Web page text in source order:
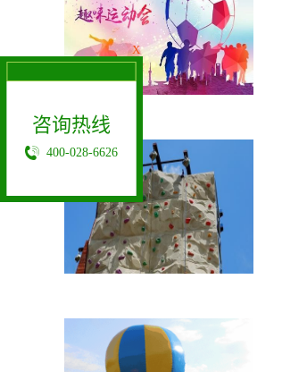
X
咨询热线
400-028-6626